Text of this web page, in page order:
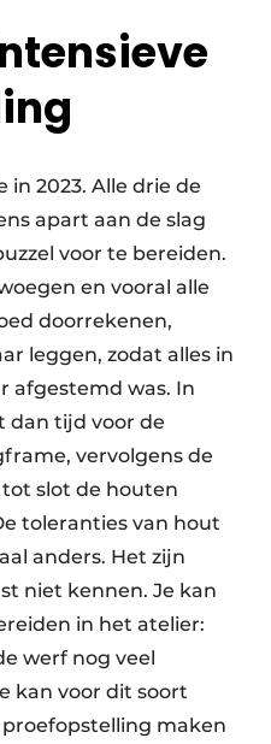
2023. Alle drie de
apart aan de slag
voor te bereiden.
en vooral alle
doorrekenen,
leggen, zodat alles in
afgestemd was. In
dan tijd voor de
vervolgens de
slot de houten
toleranties van hout
anders. Het zijn
niet kennen. Je kan
in het atelier:
werf nog veel
kan voor dit soort
maken